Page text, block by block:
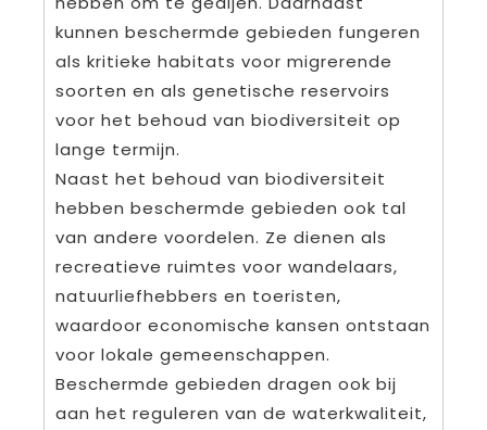
kunnen beschermde gebieden fungeren
als kritieke habitats voor migrerende
soorten en als genetische reservoirs
voor het behoud van biodiversiteit op
lange termijn.
Naast het behoud van biodiversiteit
hebben beschermde gebieden ook tal
van andere voordelen. Ze dienen als
recreatieve ruimtes voor wandelaars,
natuurliefhebbers en toeristen,
waardoor economische kansen ontstaan
voor lokale gemeenschappen.
Beschermde gebieden dragen ook bij
aan het reguleren van de waterkwaliteit,